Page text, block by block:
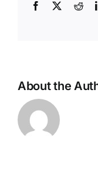
Facebook
About the